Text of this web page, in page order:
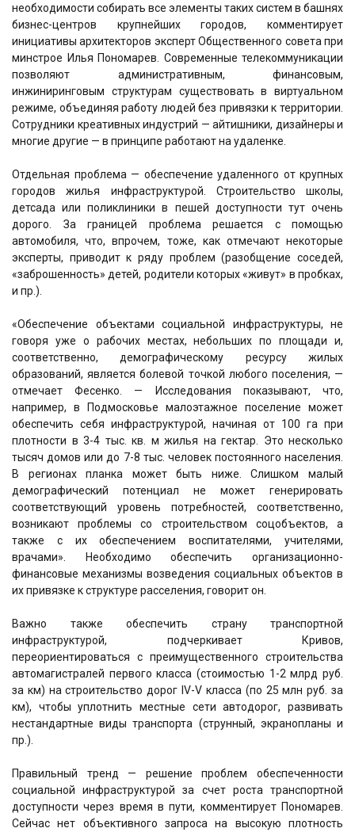
необходимости собирать все элементы таких систем в башнях
бизнес-центров крупнейших городов, комментирует
инициативы архитекторов эксперт Общественного совета при
минстрое Илья Пономарев. Современные телекоммуникации
позволяют административным, финансовым,
инжиниринговым структурам существовать в виртуальном
режиме, объединяя работу людей без привязки к территории.
Сотрудники креативных индустрий — айтишники, дизайнеры и
многие другие — в принципе работают на удаленке.
Отдельная проблема — обеспечение удаленного от крупных
городов жилья инфраструктурой. Строительство школы,
детсада или поликлиники в пешей доступности тут очень
дорого. За границей проблема решается с помощью
автомобиля, что, впрочем, тоже, как отмечают некоторые
эксперты, приводит к ряду проблем (разобщение соседей,
«заброшенность» детей, родители которых «живут» в пробках,
и пр.).
«Обеспечение объектами социальной инфраструктуры, не
говоря уже о рабочих местах, небольших по площади и,
соответственно, демографическому ресурсу жилых
образований, является болевой точкой любого поселения, —
отмечает Фесенко. — Исследования показывают, что,
например, в Подмосковье малоэтажное поселение может
обеспечить себя инфраструктурой, начиная от 100 га при
плотности в 3-4 тыс. кв. м жилья на гектар. Это несколько
тысяч домов или до 7-8 тыс. человек постоянного населения.
В регионах планка может быть ниже. Слишком малый
демографический потенциал не может генерировать
соответствующий уровень потребностей, соответственно,
возникают проблемы со строительством соцобъектов, а
также с их обеспечением воспитателями, учителями,
врачами». Необходимо обеспечить организационно-
финансовые механизмы возведения социальных объектов в
их привязке к структуре расселения, говорит он.
Важно также обеспечить страну транспортной
инфраструктурой, подчеркивает Кривов,
переориентироваться с преимущественного строительства
автомагистралей первого класса (стоимостью 1-2 млрд руб.
за км) на строительство дорог IV-V класса (по 25 млн руб. за
км), чтобы уплотнить местные сети автодорог, развивать
нестандартные виды транспорта (струнный, экранопланы и
пр.).
Правильный тренд — решение проблем обеспеченности
социальной инфраструктурой за счет роста транспортной
доступности через время в пути, комментирует Пономарев.
Сейчас нет объективного запроса на высокую плотность